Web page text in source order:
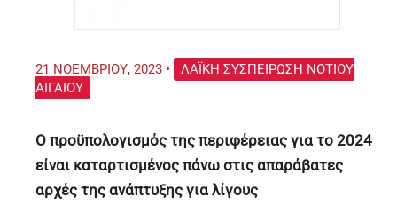
21 ΝΟΕΜΒΡΊΟΥ, 2023 •
ΛΑΪΚΉ ΣΥΣΠΕΊΡΩΣΗ ΝΟΤΊΟΥ
ΑΙΓΑΊΟΥ
O προϋπολογισμός της περιφέρειας για το 2024
είναι καταρτισμένος πάνω στις απαράβατες
αρχές της ανάπτυξης για λίγους